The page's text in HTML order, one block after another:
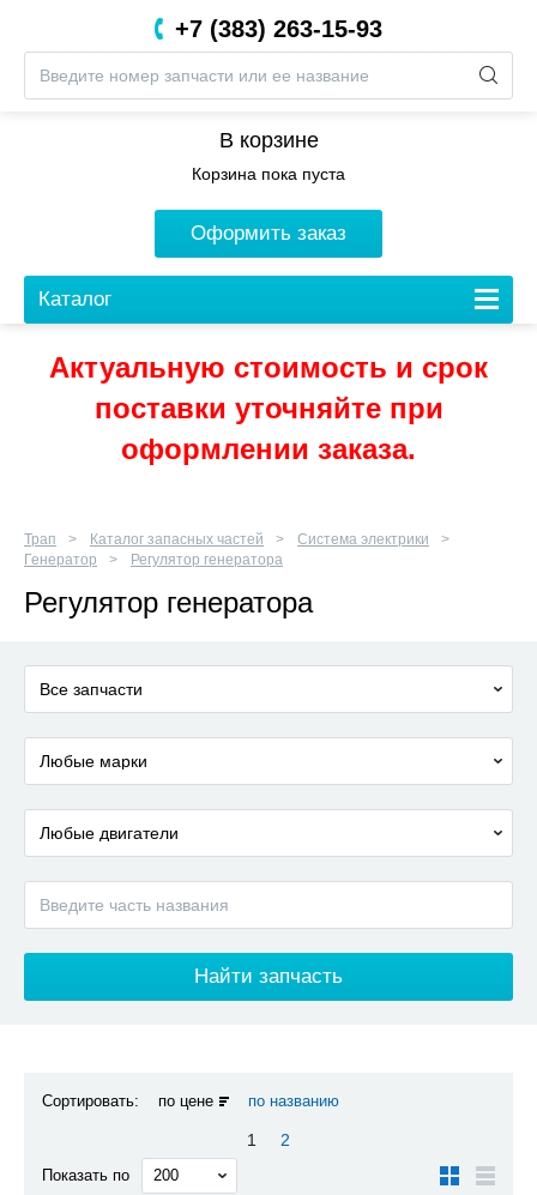
8 (800) 201-05-06
+7 (383) 263-15-93
В корзине
Корзина пока пуста
Оформить заказ
Каталог
Актуальную стоимость и срок
поставки уточняйте при
оформлении заказа.
Трап Каталог запасных частей
Система электрики
Генератор
Регулятор генератора
Регулятор генератора
Сортировать: по цене по названию
1 2
Показать по